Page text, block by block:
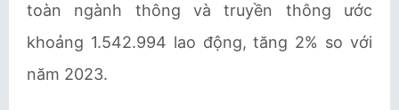
toàn ngành thông và truyền thông ước
khoảng 1.542.994 lao động, tăng 2% so với
năm 2023.